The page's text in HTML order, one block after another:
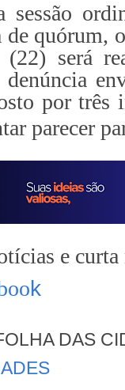
sessão
quórum,
(22) será
por três
parecer
e curta
k
DAS